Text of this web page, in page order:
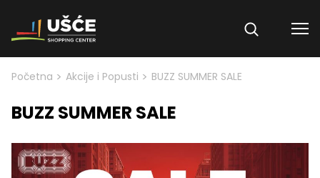
Skip to content
Početna > Akcije i Popusti > BUZZ SUMMER SALE
BUZZ SUMMER SALE